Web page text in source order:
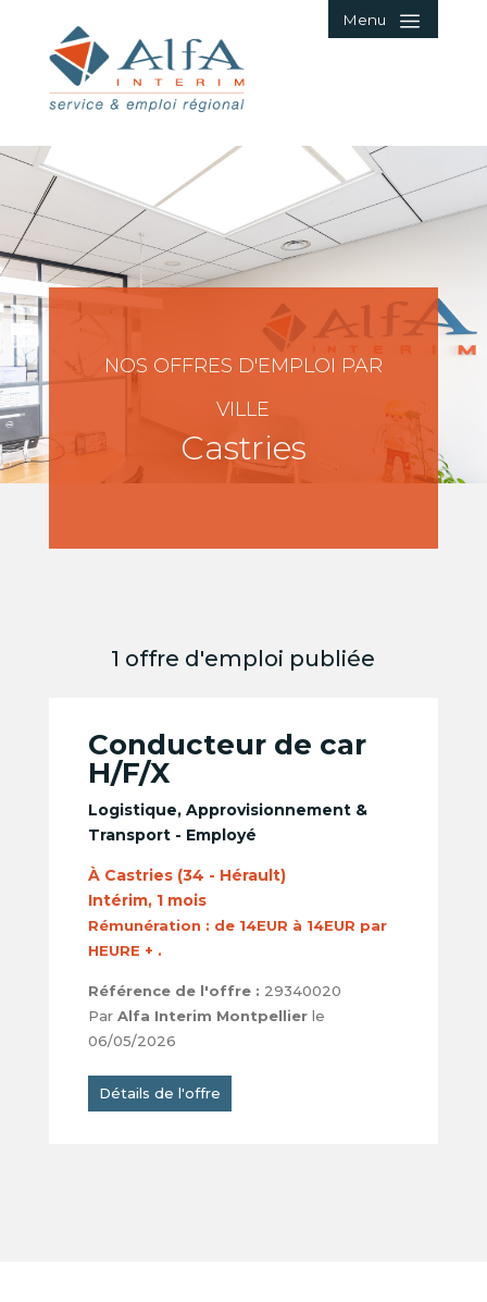
Menu
NOS OFFRES D'EMPLOI PAR
VILLE
Castries
1 offre d'emploi publiée
Conducteur de car
H/F/X
Logistique, Approvisionnement &
Transport - Employé
À Castries (34 - Hérault)
Intérim, 1 mois
Rémunération : de 14EUR à 14EUR par
HEURE + .
Référence de l'offre : 29340020
Par Alfa Interim Montpellierle
06/05/2026
Détails de l'offre